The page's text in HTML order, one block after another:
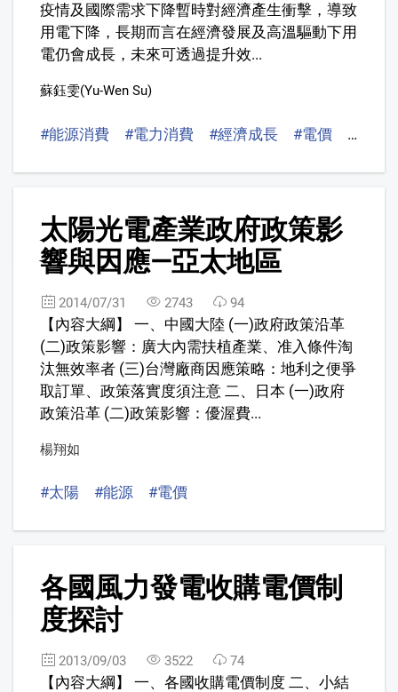
疫情及國際需求下降暫時對經濟產生衝擊，導致
用電下降，長期而言在經濟發展及高溫驅動下用
電仍會成長，未來可透過提升效...
蘇鈺雯(Yu-Wen Su)
#能源消費 #電力消費 #經濟成長 #電價 #預測
太陽光電產業政府政策影
響與因應—亞太地區
2014/07/31 2743 94
【內容大綱】 一、中國大陸 (一)政府政策沿革
(二)政策影響：廣大內需扶植產業、准入條件淘
汰無效率者 (三)台灣廠商因應策略：地利之便爭
取訂單、政策落實度須注意 二、日本 (一)政府
政策沿革 (二)政策影響：優渥費...
楊翔如
#太陽 #能源 #電價
FREE各國風力發電收購電價制
度探討
2013/09/03 3522 74
【內容大綱】 一、各國收購電價制度 二、小結